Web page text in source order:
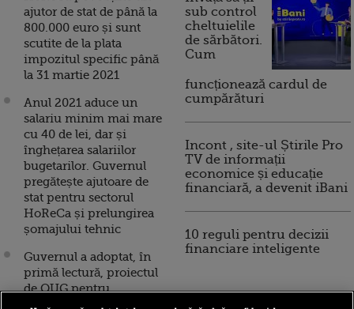
ajutor de stat de până la
800.000 euro și sunt
scutite de la plata
impozitul specific până
la 31 martie 2021
Anul 2021 aduce un
salariu minim mai mare
cu 40 de lei, dar și
înghețarea salariilor
bugetarilor. Guvernul
pregătește ajutoare de
stat pentru sectorul
HoReCa și prelungirea
șomajului tehnic
Guvernul a adoptat, în
primă lectură, proiectul
de OUG pentru
sprijinirea companiilor
sub control
cheltuielile
de sărbători.
Cum
funcționează cardul de
cumpărături
Incont , site-ul Știrile Pro
TV de informații
economice și educație
financiară, a devenit iBani
10 reguli pentru decizii
financiare inteligente